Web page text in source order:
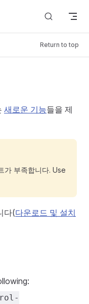
Return to top
새로운 기능들을 제
가 부족합니다. Use
다(다운로드 및 설치